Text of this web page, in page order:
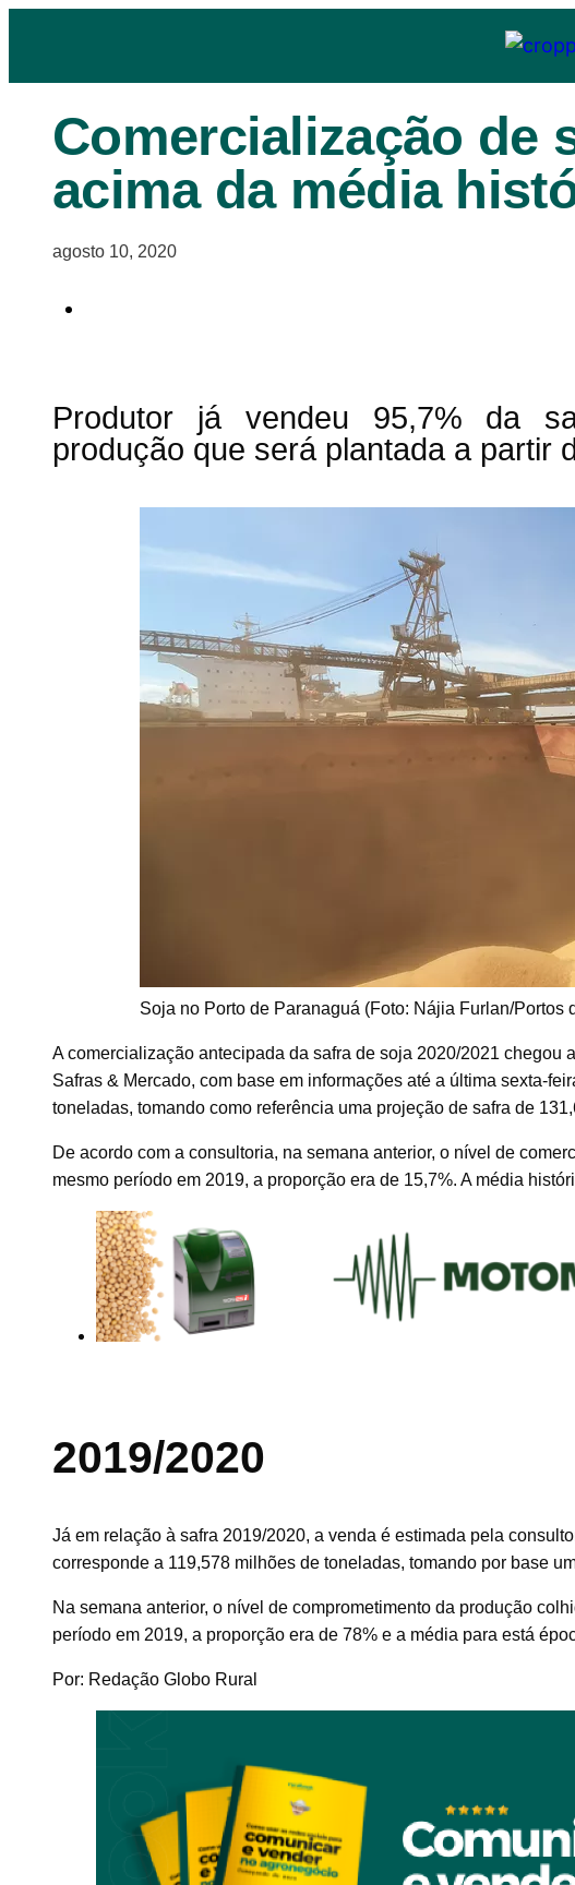
Comercialização de
acima da média
agosto 10, 2020
Produtor já vendeu 95,7% da
produção que será plantada a partir
Soja no Porto de Paranaguá (Foto: Nájia Furlan/Portos
A comercialização antecipada da safra de soja 2020/2021 chegou
Safras & Mercado, com base em informações até a última sexta-
toneladas, tomando como referência uma projeção de safra de
De acordo com a consultoria, na semana anterior, o nível de
mesmo período em 2019, a proporção era de 15,7%. A média
2019/2020
Já em relação à safra 2019/2020, a venda é estimada pela
corresponde a 119,578 milhões de toneladas, tomando por base
Na semana anterior, o nível de comprometimento da produção
período em 2019, a proporção era de 78% e a média para está
Por: Redação Globo Rural